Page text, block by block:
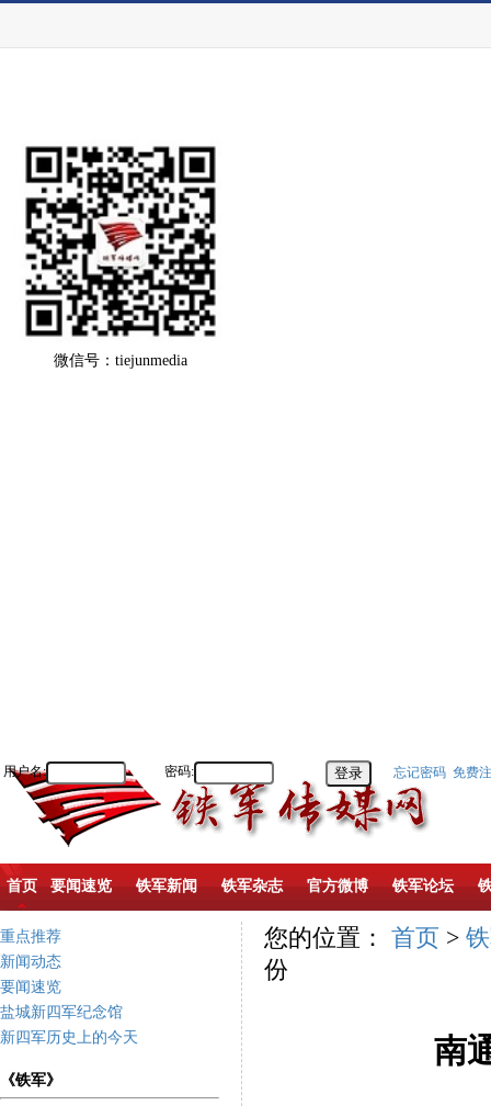
微信号：tiejunmedia
用户名: 密码: 忘记密码 免费
首页 要闻速览 铁军新闻 铁军杂志 官方微博 铁军论坛
重点推荐
新闻动态
要闻速览
盐城新四军纪念馆
新四军历史上的今天
《铁军》
您的位置： 首页 >
份
南